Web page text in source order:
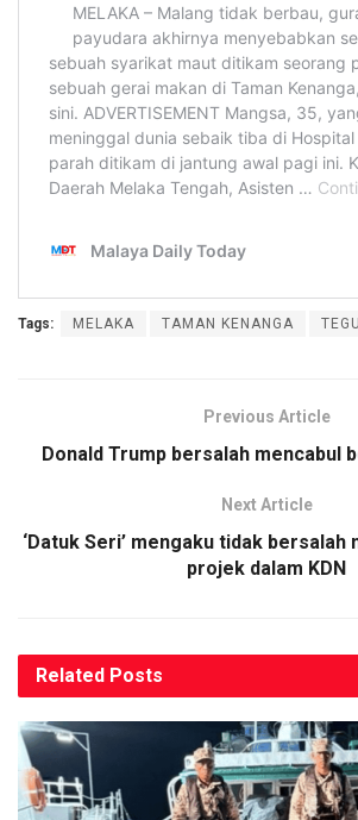
Tags: MELAKA TAMAN KENANGA
Previous Article
Donald Trump bersalah mencabul
Next Article
‘Datuk Seri’ mengaku tidak bersalah
projek dalam KDN
Related Posts